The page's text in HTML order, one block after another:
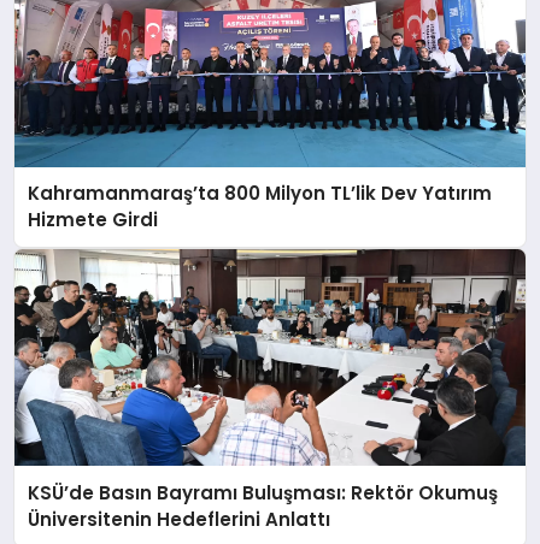
Kahramanmaraş’ta 800 Milyon TL’lik Dev Yatırım
Hizmete Girdi
KSÜ’de Basın Bayramı Buluşması: Rektör Okumuş
Üniversitenin Hedeflerini Anlattı